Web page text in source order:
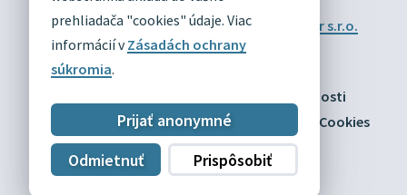
prehliadača "cookies" údaje. Viac
informácií vZásadách ochrany
súkromia.
Prijať anonymné
Odmietnuť
Prispôsobiť
Technický prevádzkovateľ:Alphabet partner s.r.o.
Správca obsahu:Obec Divín
Posledná aktualizácia:
Vyhlásenie o prístupnosti
Zásady ochrany osobných údajov
Nastaviť Cookies